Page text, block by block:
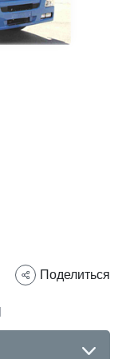
Поделиться